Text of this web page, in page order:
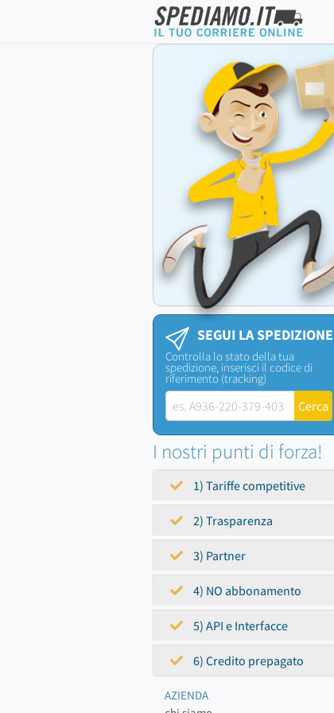
SEGUI LA SPEDIZIONE
Controlla lo stato della tua
spedizione, inserisci il codice di
riferimento (tracking)
I nostri punti di forza!
1) Tariffe competitive
2) Trasparenza
3) Partner
4) NO abbonamento
5) API e Interfacce
6) Credito prepagato
AZIENDA